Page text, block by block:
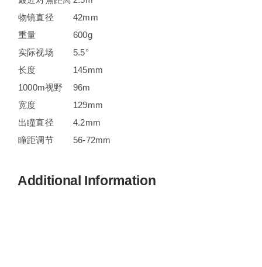
物镜直径
42mm
重量
600g
实际视场
5.5°
长度
145mm
1000m视野
96m
宽度
129mm
出瞳直径
4.2mm
瞳距调节
56-72mm
Additional Information